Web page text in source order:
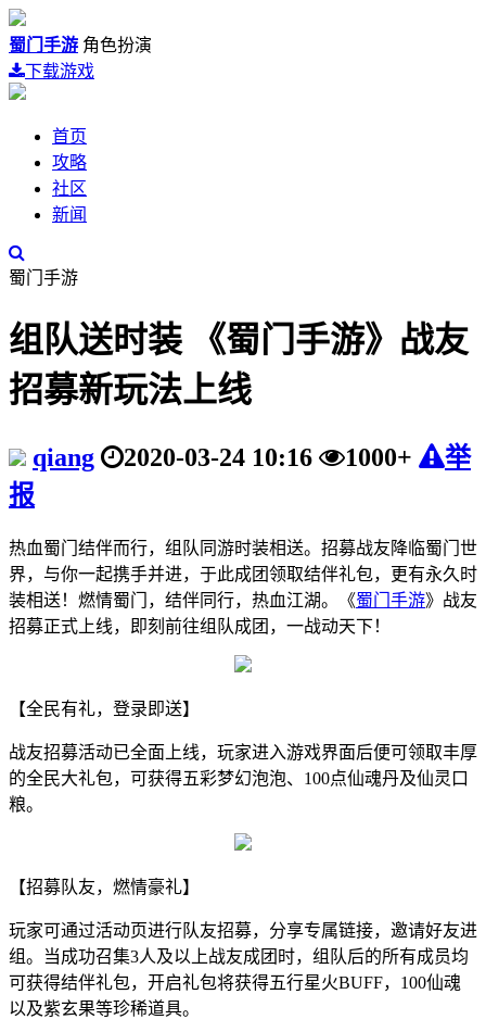
蜀门手游 角色扮演
下载游戏
首页
攻略
社区
新闻
蜀门手游
组队送时装 《蜀门手游》战友
招募新玩法上线
qiang 2020-03-24 10:16 1000+
举
报
热血蜀门结伴而行，组队同游时装相送。招募战友降临蜀门世
界，与你一起携手并进，于此成团领取结伴礼包，更有永久时
装相送！燃情蜀门，结伴同行，热血江湖。《蜀门手游》战友
招募正式上线，即刻前往组队成团，一战动天下！
【全民有礼，登录即送】
战友招募活动已全面上线，玩家进入游戏界面后便可领取丰厚
的全民大礼包，可获得五彩梦幻泡泡、100点仙魂丹及仙灵口
粮。
【招募队友，燃情豪礼】
玩家可通过活动页进行队友招募，分享专属链接，邀请好友进
组。当成功召集3人及以上战友成团时，组队后的所有成员均
可获得结伴礼包，开启礼包将获得五行星火BUFF，100仙魂
以及紫玄果等珍稀道具。